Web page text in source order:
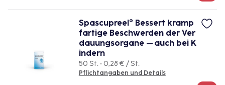
Spascupreel® Bessert kramp
fartige Beschwerden der Ver
dauungsorgane – auch bei K
indern
50 St. • 0,28 € / St.
Pflichtangaben und Details